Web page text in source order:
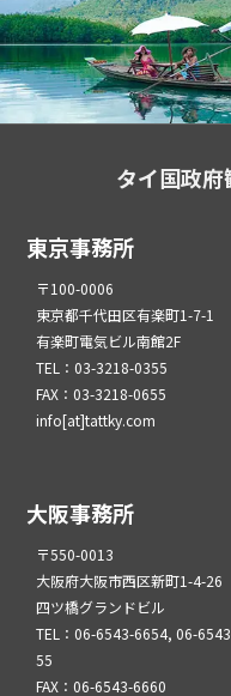
タイ国政
東京事務所
〒100-0006
東京都千代田区有楽町1-7-1
有楽町電気ビル南館2F
TEL：03-3218-0355
FAX：03-3218-0655
info[at]tattky.com
大阪事務所
〒550-0013
大阪府大阪市西区新町1-4-26
四ツ橋グランドビル
TEL：06-6543-6654, 06-
55
FAX：06-6543-6660